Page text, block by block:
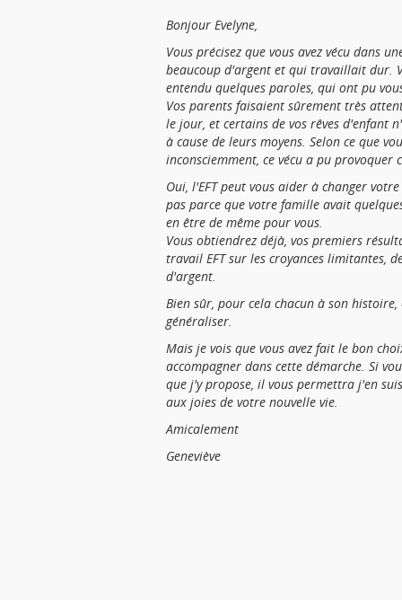
Bonjour Evelyne,
Vous précisez que vous avez vécu dans
beaucoup d'argent et qui travaillait dur.
entendu quelques paroles, qui ont pu
Vos parents faisaient sûrement très
le jour, et certains de vos rêves d'enfant
à cause de leurs moyens. Selon ce que
inconsciemment, ce vécu a pu
Oui, l'EFT peut vous aider à changer
pas parce que votre famille avait
en être de même pour vous.
Vous obtiendrez déjà, vos premiers
travail EFT sur les croyances limitantes,
d'argent.
Bien sûr, pour cela chacun à son
généraliser.
Mais je vois que vous avez fait le bon
accompagner dans cette démarche. Si
que j'y propose, il vous permettra j'en
aux joies de votre nouvelle vie.
Amicalement
Geneviève